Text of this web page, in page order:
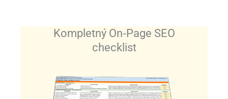
Kompletný On‑Page SEO
checklist